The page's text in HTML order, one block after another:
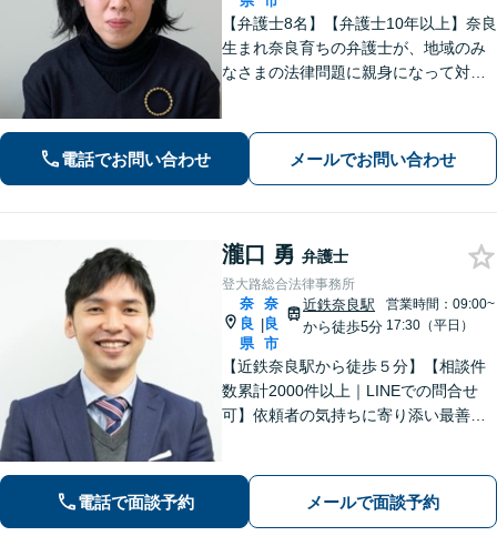
【弁護士8名】【弁護士10年以上】奈良
生まれ奈良育ちの弁護士が、地域のみ
なさまの法律問題に親身になって対応
を伺うことを大切にしています【近鉄
奈良駅5分】【オンライン相談可】
電話でお問い合わせ メールでお問い合わせ
瀧口 勇 弁護士
登大路総合法律事務所
奈
良
県
|
奈
良
市
近鉄奈良駅
から徒歩5分
営業時間：09:00~
17:30（平日）
【近鉄奈良駅から徒歩５分】【相談件
数累計2000件以上｜LINEでの問合せ
可】依頼者の気持ちに寄り添い最善の
ン法律相談可能】
電話で面談予約 メールで面談予約